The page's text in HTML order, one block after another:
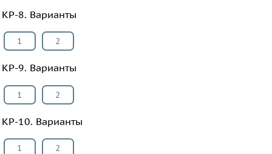
КР-8. Варианты
1 2
КР-9. Варианты
1 2
КР-10. Варианты
1 2